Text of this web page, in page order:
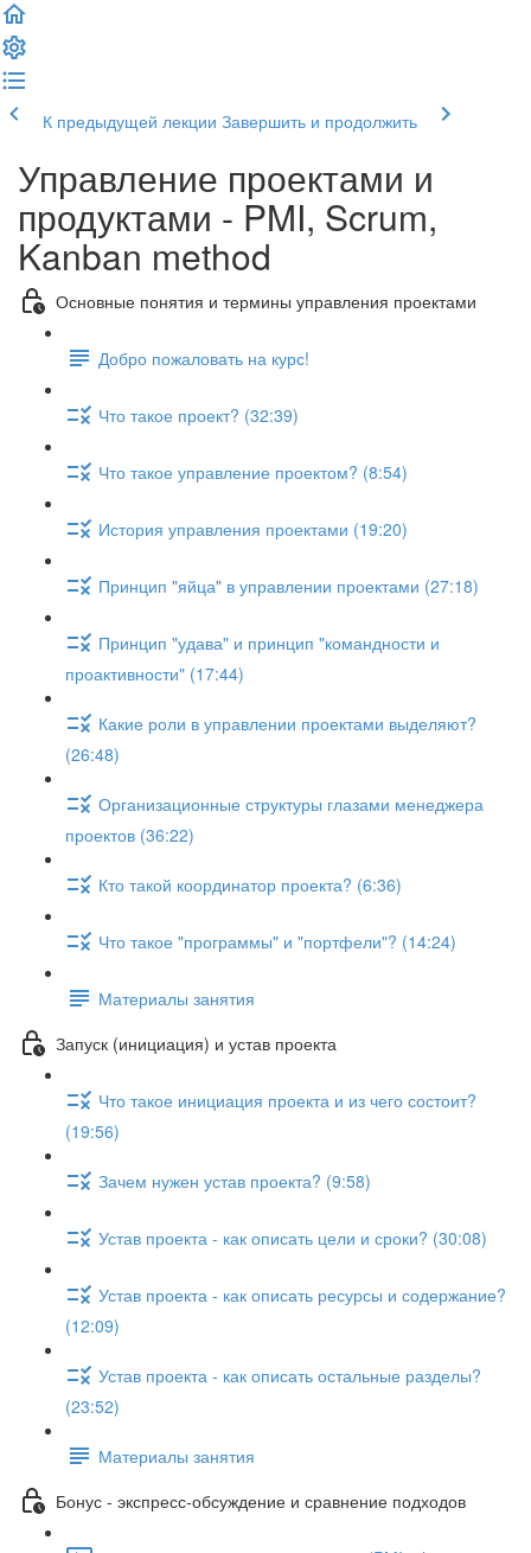
К предыдущей лекции Завершить и продолжить
Управление проектами и
продуктами - PMI, Scrum,
Kanban method
Основные понятия и термины управления проектами
Добро пожаловать на курс!
Что такое проект? (32:39)
Что такое управление проектом? (8:54)
История управления проектами (19:20)
Принцип "яйца" в управлении проектами (27:18)
Принцип "удава" и принцип "командности и
проактивности" (17:44)
Какие роли в управлении проектами выделяют?
(26:48)
Организационные структуры глазами менеджера
проектов (36:22)
Кто такой координатор проекта? (6:36)
Что такое "программы" и "портфели"? (14:24)
Материалы занятия
Запуск (инициация) и устав проекта
Что такое инициация проекта и из чего состоит?
(19:56)
Зачем нужен устав проекта? (9:58)
Устав проекта - как описать цели и сроки? (30:08)
Устав проекта - как описать ресурсы и содержание?
(12:09)
Устав проекта - как описать остальные разделы?
(23:52)
Материалы занятия
Бонус - экспресс-обсуждение и сравнение подходов